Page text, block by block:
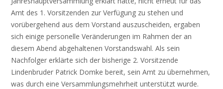
Amt des 1. Vorsitzenden zur Verfügung zu stehen und
vorübergehend aus dem Vorstand auszuscheiden, ergaben
sich einige personelle Veränderungen im Rahmen der an
diesem Abend abgehaltenen Vorstandswahl. Als sein
Nachfolger erklärte sich der bisherige 2. Vorsitzende
Lindenbruder Patrick Domke bereit, sein Amt zu übernehmen,
was durch eine Versammlungsmehrheit unterstützt wurde.